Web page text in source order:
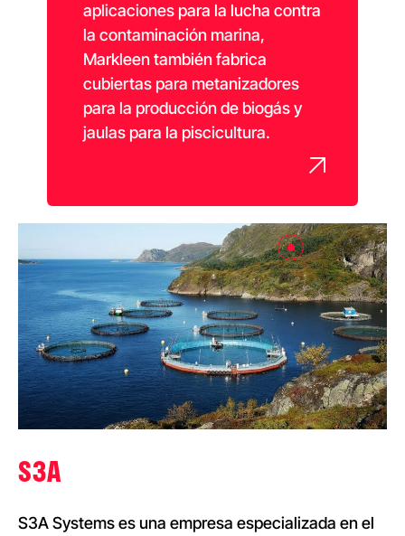
aplicaciones para la lucha contra
la contaminación marina,
Markleen también fabrica
cubiertas para metanizadores
para la producción de biogás y
jaulas para la piscicultura.
S3A
S3A Systems es una empresa especializada en el